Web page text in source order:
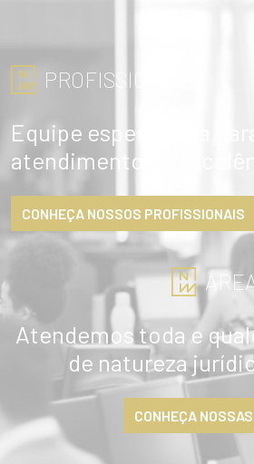
PROFISSIONAIS
Equipe especialista
atendimento de
CONHEÇA NOSSOS PROFISSIONAIS
Atendemos toda e
de natureza
CONHEÇA